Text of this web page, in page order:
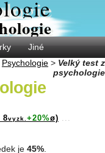
Jiné
Psychologie > Velký test z
psychologie
8vyzk. +20%ø) ...
je 45%